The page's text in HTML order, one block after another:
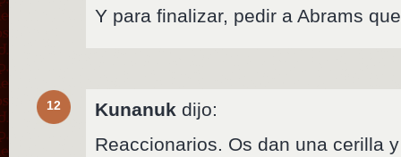
Y para finalizar, pedir a Abrams
12 Kunanuk dijo:
Reaccionarios. Os dan una cerilla